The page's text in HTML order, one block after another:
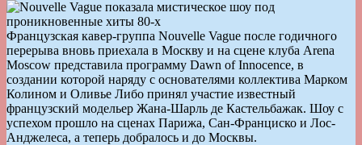
Французская кавер-группа Nouvelle Vague после годичного
перерыва вновь приехала в Москву и на сцене клуба Arena
Moscow представила программу Dawn of Innocence, в
создании которой наряду с основателями коллектива Марком
Колином и Оливье Либо принял участие известный
французский модельер Жана-Шарль де Кастельбажак. Шоу с
успехом прошло на сценах Парижа, Сан-Франциско и Лос-
Анджелеса, а теперь добралось и до Москвы.